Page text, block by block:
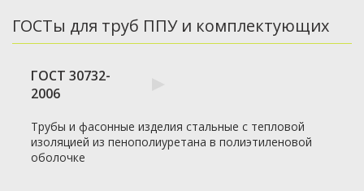
ГОСТы для труб ППУ и комплектующих
ГОСТ 30732-
2006
Трубы и фасонные изделия стальные с тепловой
изоляцией из пенополиуретана в полиэтиленовой
оболочке